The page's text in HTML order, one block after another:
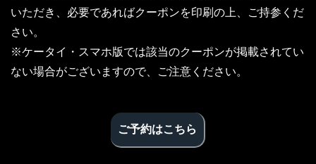
いただき、必要であればクーポンを印刷の上、ご持参くだ
さい。
※ケータイ・スマホ版では該当のクーポンが掲載されてい
ない場合がございますので、ご注意ください。
ご予約はこちら